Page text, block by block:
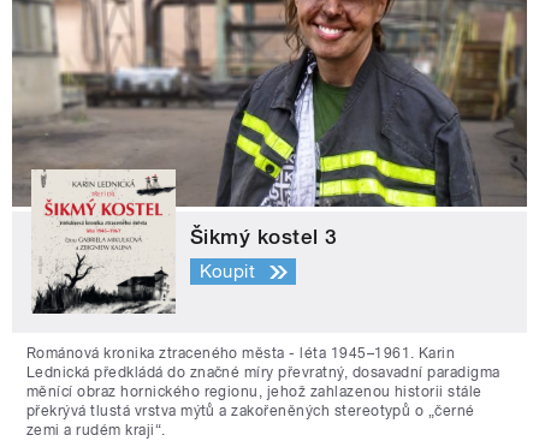
Šikmý kostel 3
Koupit
Románová kronika ztraceného města - léta 1945–1961. Karin
Lednická předkládá do značné míry převratný, dosavadní paradigma
měnící obraz hornického regionu, jehož zahlazenou historii stále
překrývá tlustá vrstva mýtů a zakořeněných stereotypů o „černé
zemi a rudém kraji“.